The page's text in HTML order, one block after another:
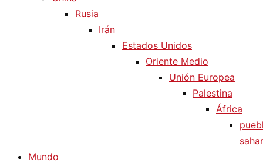
Rusia
Irán
Estados Unidos
Oriente Medio
Unión Europea
Palestina
África
Mundo